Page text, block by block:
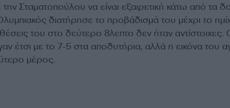
Σταματοπούλου να είναι εξαιρετική κάτω από τα
διατήρησε το προβάδισμά του μέχρι το
του στο δεύτερο 8λεπτο δεν ήταν
έτσι με το 7-5 στα αποδυτήρια, αλλά η εικόνα του
μέρος.